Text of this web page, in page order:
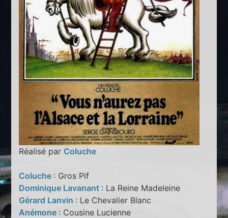
Réalisé par Coluche
Coluche : Gros Pif
Dominique Lavanant : La Reine Madeleine
Gérard Lanvin : Le Chevalier Blanc
Anémone : Cousine Lucienne